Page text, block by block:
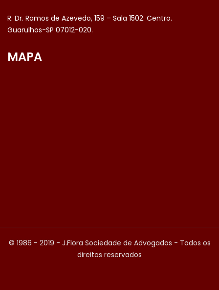
R. Dr. Ramos de Azevedo, 159 – Sala 1502. Centro.
Guarulhos-SP 07012-020.
MAPA
© 1986 - 2019 - J.Flora Sociedade de Advogados - Todos os
direitos reservados